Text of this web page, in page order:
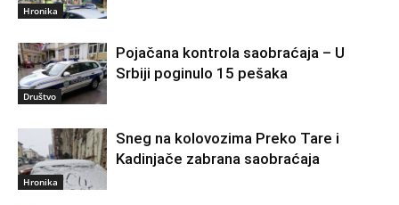
Hronika
Društvo
Pojačana kontrola saobraćaja – U
Srbiji poginulo 15 pešaka
Hronika
Sneg na kolovozima Preko Tare i
Kadinjače zabrana saobraćaja